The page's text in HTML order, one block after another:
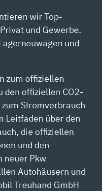
wir Top-
und Gewerbe.
und
zum offiziellen
den offiziellen CO2-
Stromverbrauch
Leitfaden über den
die offiziellen
und den
neuer Pkw
Autohäusern und
Treuhand GmbH